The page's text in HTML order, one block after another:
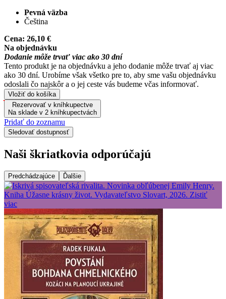
Pevná väzba
Čeština
Cena: 26,10 €
Na objednávku
Dodanie môže trvať viac ako 30 dní
Tento produkt je na objednávku a jeho dodanie môže trvať aj viac
ako 30 dní. Urobíme však všetko pre to, aby sme vašu objednávku
odoslali čo najskôr a o jej ceste vás budeme včas informovať.
Vložiť do košíka
Rezervovať v kníhkupectve
Na sklade v 2 kníhkupectvách
Pridať do zoznamu
Sledovať dostupnosť
Naši škriatkovia odporúčajú
Predchádzajúce Ďalšie